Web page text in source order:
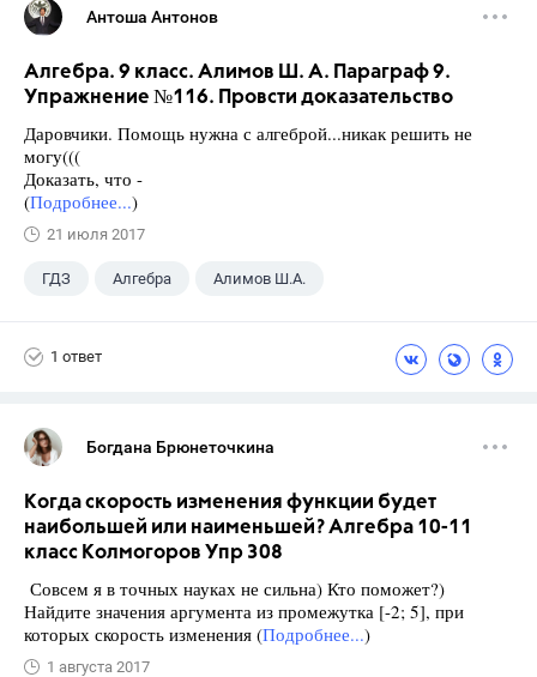
Антоша Антонов
Алгебра. 9 класс. Алимов Ш. А. Параграф 9.
Упражнение №116. Провсти доказательство
Даровчики. Помощь нужна с алгеброй...никак решить не
могу(((
Доказать, что -
(Подробнее...)
21 июля 2017
ГДЗ Алгебра Алимов Ш.А.
1 ответ
Богдана Брюнеточкина
Когда скорость изменения функции будет
наибольшей или наименьшей? Алгебра 10-11
класс Колмогоров Упр 308
Совсем я в точных науках не сильна) Кто поможет?)
Найдите значения аргумента из промежутка [-2; 5], при
которых скорость изменения (Подробнее...)
1 августа 2017